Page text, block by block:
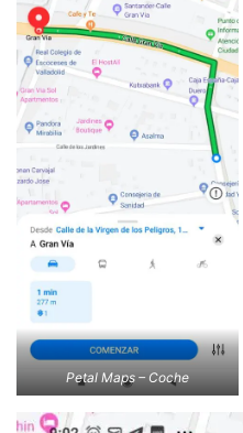
Petal Maps – Coche